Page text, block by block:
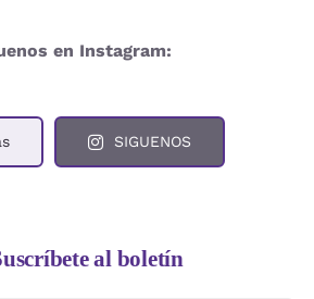
en Instagram:
SIGUENOS
al boletín